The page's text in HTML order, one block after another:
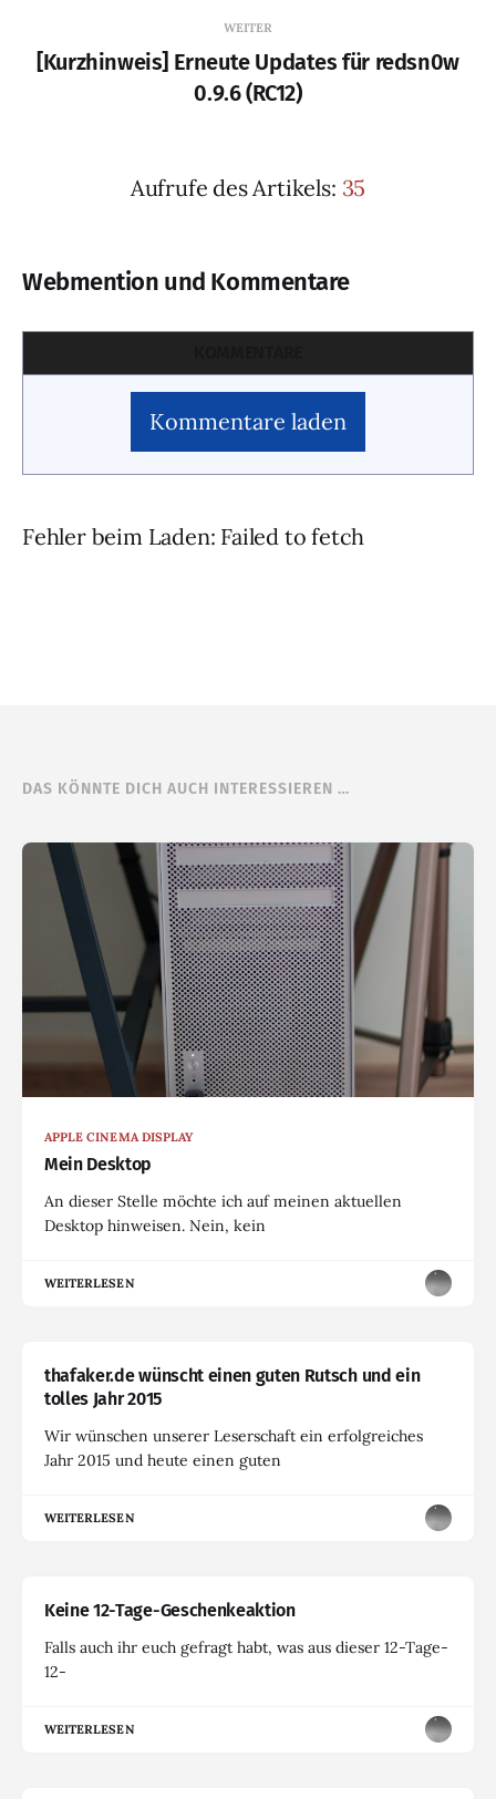
WEITER
[Kurzhinweis] Erneute Updates für redsn0w
0.9.6 (RC12)
Aufrufe des Artikels: 35
Webmention und Kommentare
Kommentare laden
Fehler beim Laden: Failed to fetch
DAS KÖNNTE DICH AUCH INTERESSIEREN …
APPLE CINEMA DISPLAY
Mein Desktop
An dieser Stelle möchte ich auf meinen aktuellen
Desktop hinweisen. Nein, kein
WEITERLESEN
thafaker.de wünscht einen guten Rutsch und ein
tolles Jahr 2015
Wir wünschen unserer Leserschaft ein erfolgreiches
Jahr 2015 und heute einen guten
WEITERLESEN
Keine 12-Tage-Geschenkeaktion
Falls auch ihr euch gefragt habt, was aus dieser 12-Tage-
12-
WEITERLESEN